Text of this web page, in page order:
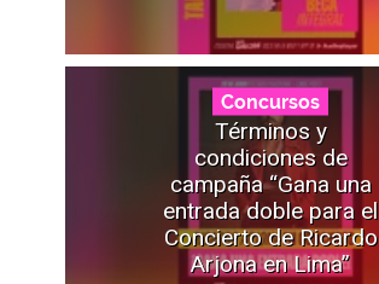
Concursos
Términos y
condiciones de
campaña “Gana una
entrada doble para el
Concierto de Ricardo
Arjona en Lima”